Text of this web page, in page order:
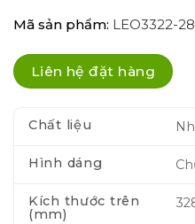
Mã sản phẩm: LEO3322-
Liên hệ đặt hàng
Chất liệu
Hình dáng
Kích thước trên
(mm)